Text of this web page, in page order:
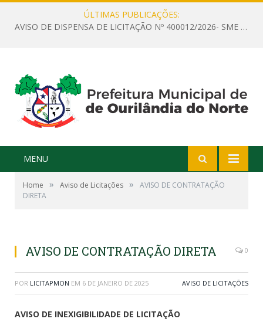
ÚLTIMAS PUBLICAÇÕES:
AVISO DE DISPENSA DE LICITAÇÃO Nº 400012/2026- SME – CONTRATAÇÃO DE EMPRESA ESPECIALIZADA PARA LOCAÇÃO DE ÔNIBUS EXECUTIVO COM CAPACIDADE DE 60 (SESSENTA) POLTRONAS, PARA TRANSPORTAR PROFESSORES RESPONSÁVEIS E ALUNOS PARA BRASÍLIA, COM SAÍDA DIA 10/08/2026 E RETORNO DIA 14/08/2026
MENU
Home » Aviso de Licitações »
AVISO DE CONTRATAÇÃO
DIRETA
AVISO DE CONTRATAÇÃO DIRETA 0
POR LICITAPMON EM 6 DE JANEIRO DE 2025 AVISO DE LICITAÇÕES
AVISO DE INEXIGIBILIDADE DE LICITAÇÃO